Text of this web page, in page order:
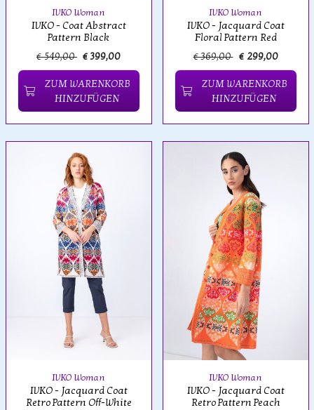
IVKO Woman
IVKO - Coat Abstract
Pattern Black
€ 549,00 € 399,00
ZUM WARENKORB
HINZUFÜGEN
IVKO Woman
IVKO - Jacquard Coat
Floral Pattern Red
€ 369,00 € 299,00
ZUM WARENKORB
HINZUFÜGEN
IVKO Woman
IVKO - Jacquard Coat
Retro Pattern Off-White
IVKO Woman
IVKO - Jacquard Coat
Retro Pattern Peach